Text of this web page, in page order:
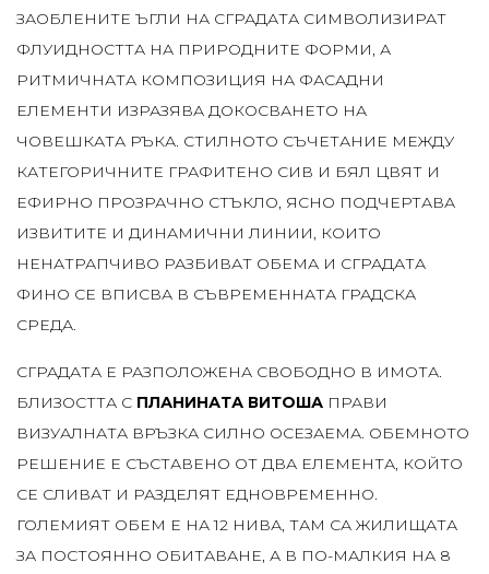
ЗАОБЛЕНИТЕ ЪГЛИ НА СГРАДАТА СИМВОЛИЗИРАТ
ФЛУИДНОСТТА НА ПРИРОДНИТЕ ФОРМИ, А
РИТМИЧНАТА КОМПОЗИЦИЯ НА ФАСАДНИ
ЕЛЕМЕНТИ ИЗРАЗЯВА ДОКОСВАНЕТО НА
ЧОВЕШКАТА РЪКА. СТИЛНОТО СЪЧЕТАНИЕ МЕЖДУ
КАТЕГОРИЧНИТЕ ГРАФИТЕНО СИВ И БЯЛ ЦВЯТ И
ЕФИРНО ПРОЗРАЧНО СТЪКЛО, ЯСНО ПОДЧЕРТАВА
ИЗВИТИТЕ И ДИНАМИЧНИ ЛИНИИ, КОИТО
НЕНАТРАПЧИВО РАЗБИВАТ ОБЕМА И СГРАДАТА
ФИНО СЕ ВПИСВА В СЪВРЕМЕННАТА ГРАДСКА
СРЕДА.
СГРАДАТА Е РАЗПОЛОЖЕНА СВОБОДНО В ИМОТА.
БЛИЗОСТТА С ПЛАНИНАТА ВИТОША ПРАВИ
ВИЗУАЛНАТА ВРЪЗКА СИЛНО ОСЕЗАЕМА. ОБЕМНОТО
РЕШЕНИЕ Е СЪСТАВЕНО ОТ ДВА ЕЛЕМЕНТА, КОЙТО
СЕ СЛИВАТ И РАЗДЕЛЯТ ЕДНОВРЕМЕННО.
ГОЛЕМИЯТ ОБЕМ Е НА 12 НИВА, ТАМ СА ЖИЛИЩАТА
ЗА ПОСТОЯННО ОБИТАВАНЕ, А В ПО-МАЛКИЯ НА 8